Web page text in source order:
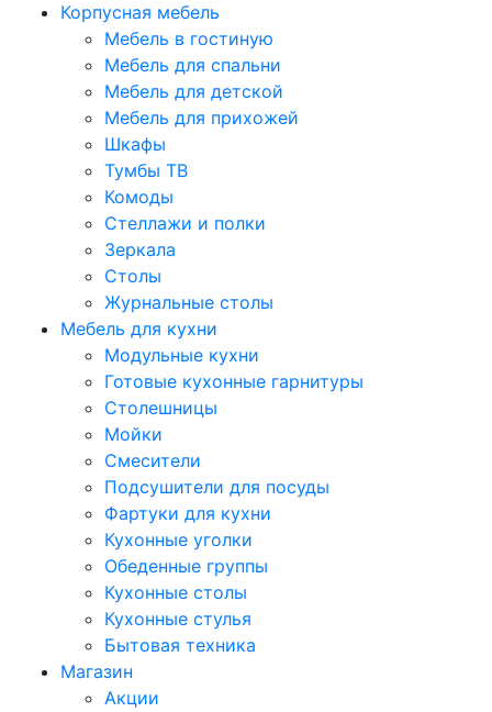
Корпусная мебель
Мебель в гостиную
Мебель для спальни
Мебель для детской
Мебель для прихожей
Шкафы
Тумбы ТВ
Комоды
Стеллажи и полки
Зеркала
Столы
Журнальные столы
Мебель для кухни
Модульные кухни
Готовые кухонные гарнитуры
Столешницы
Мойки
Смесители
Подсушители для посуды
Фартуки для кухни
Кухонные уголки
Обеденные группы
Кухонные столы
Кухонные стулья
Бытовая техника
Магазин
Акции